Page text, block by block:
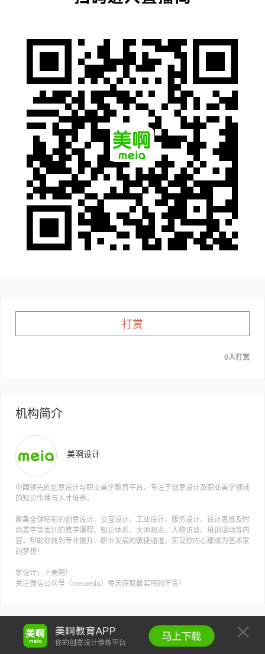
打赏
0人打赏
机构简介
美啊设计
中国领先的创意设计与职业美学教育平台。专注于创意设计及职业美学领域
的知识传播与人才培养。
聚集全球精彩的创意设计、交互设计、工业设计、服务设计、设计思维及时
尚美学等类别的教学课程、知识体系、大师观点、人物访谈、培训活动等内
容，帮助你找到专业提升、职业发展的敏捷通道，实现你内心那成为艺术家
的梦想！
学设计，上美啊！
关注微信公众号（meiaedu）每天获取最实用的干货！